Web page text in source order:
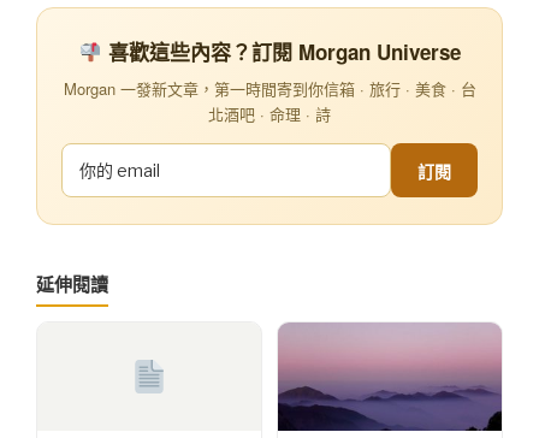
喜歡這些內容？訂閱 Morgan Universe
Morgan 一發新文章，第一時間寄到你信箱 · 旅行 · 美食 · 台
北酒吧 · 命理 · 詩
訂閱
延伸閱讀